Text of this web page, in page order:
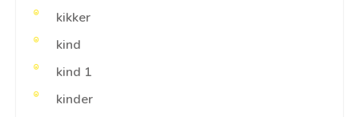
kikker
kind
kind 1
kinder